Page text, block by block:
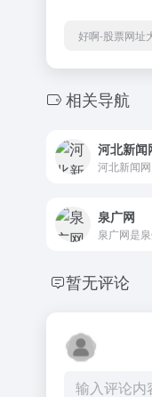
好啊-股票网址
相关导航
河北新闻
河北新闻
泉广网
泉广网是
暂无评论